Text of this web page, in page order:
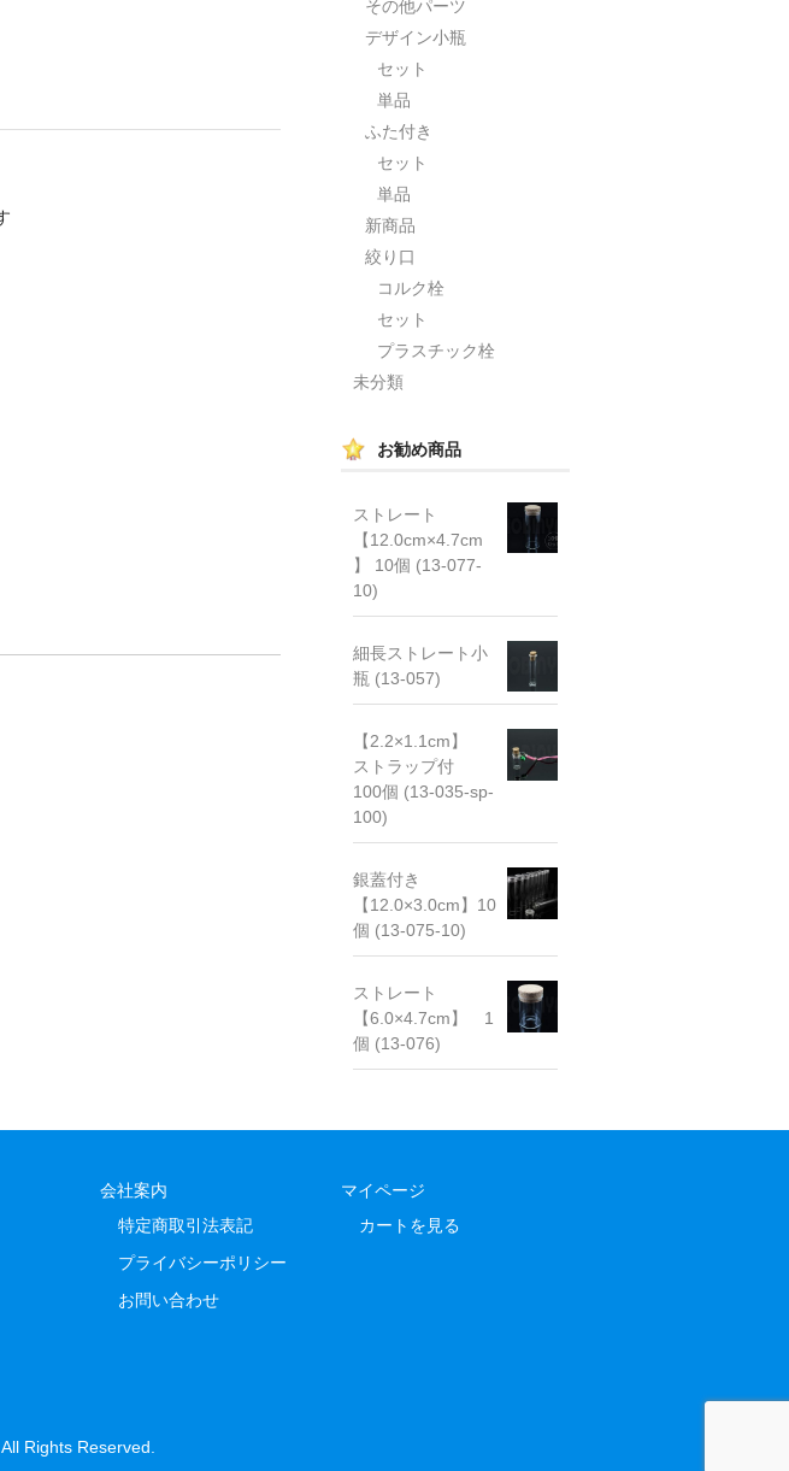
その他パーツ
デザイン小瓶
セット
単品
ふた付き
セット
単品
新商品
絞り口
コルク栓
セット
プラスチック栓
未分類
お勧め商品
ストレート
【12.0cm×4.7cm
】 10個 (13-077-
10)
細長ストレート小
瓶 (13-057)
【2.2×1.1cm】
ストラップ付
100個 (13-035-sp-
100)
銀蓋付き
【12.0×3.0cm】10
個 (13-075-10)
ストレート
【6.0×4.7cm】 1
個 (13-076)
会社案内
特定商取引法表記
プライバシーポリシー
お問い合わせ
マイページ
カートを見る
Rights Reserved.